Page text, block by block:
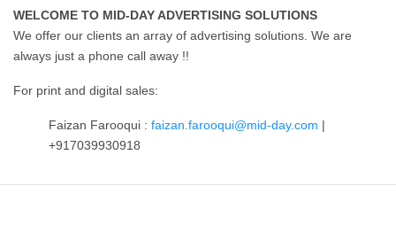
WELCOME TO MID-DAY ADVERTISING SOLUTIONS
We offer our clients an array of advertising solutions. We are
always just a phone call away !!
For print and digital sales:
Faizan Farooqui : faizan.farooqui@mid-day.com |
+917039930918